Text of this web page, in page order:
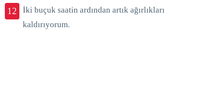
12
İki buçuk saatin ardından artık ağırlıkları
kaldırıyorum.